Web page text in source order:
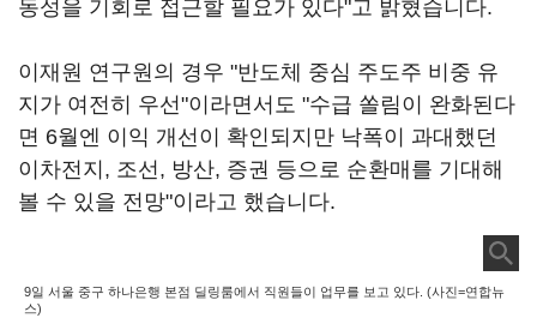
동성을 기회로 접근할 필요가 있다"고 밝혔습니다.
이재원 연구원의 경우 "반도체 중심 주도주 비중 유
지가 여전히 우선"이라면서도 "수급 쏠림이 완화된다
면 6월엔 이익 개선이 확인되지만 낙폭이 과대했던
이차전지, 조선, 방산, 증권 등으로 순환매를 기대해
볼 수 있을 전망"이라고 했습니다.
9일 서울 중구 하나은행 본점 딜링룸에서 직원들이 업무를 보고 있다. (사진=연합뉴
스)